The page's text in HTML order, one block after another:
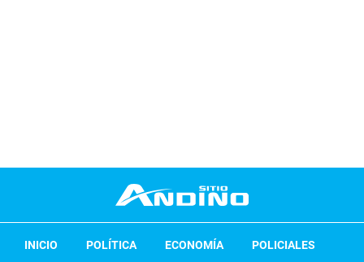
INICIO POLÍTICA ECONOMÍA
POLICIALES